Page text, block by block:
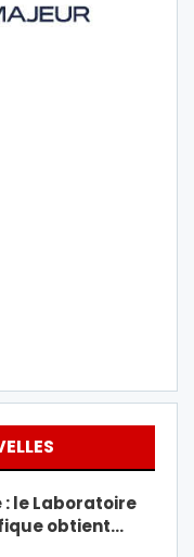
le Laboratoire
obtient…